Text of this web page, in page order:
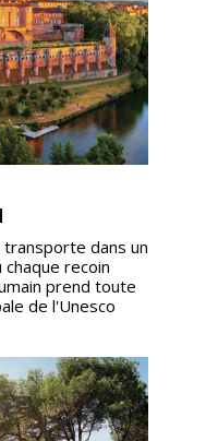
dans un
recoin
prend toute
de l'Unesco